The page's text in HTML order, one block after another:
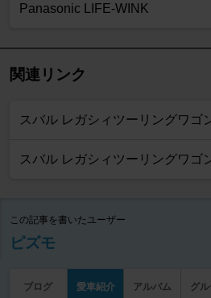
Panasonic LIFE-WINK
関連リンク
スバル レガシィツーリングワゴ
スバル レガシィツーリングワゴ
この記事を書いたユーザー
ピズモ
ブログ 愛車紹介 アルバム グ